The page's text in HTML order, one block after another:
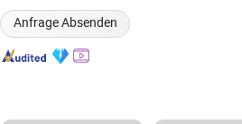
Anfrage Absenden